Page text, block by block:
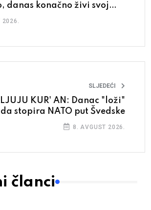
danas konačno živi svoj
2026.
SLJEDEĆI
KUR' AN: Danac "loži"
da stopira NATO put Švedske
8. AVGUST 2026.
članci